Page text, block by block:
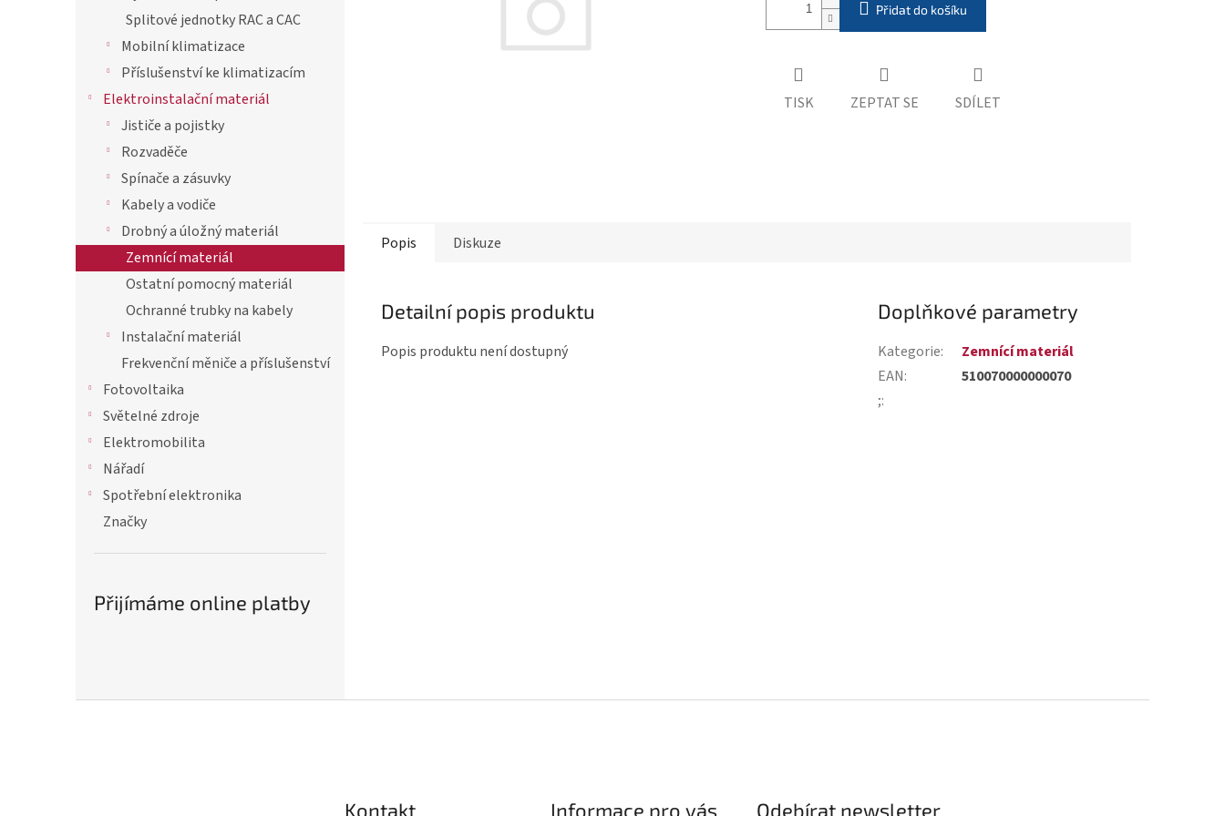
Splitové jednotky RAC a CAC
Mobilní klimatizace
Příslušenství ke klimatizacím
Elektroinstalační materiál
Jističe a pojistky
Rozvaděče
Spínače a zásuvky
Kabely a vodiče
Drobný a úložný materiál
Zemnící materiál
Ostatní pomocný materiál
Ochranné trubky na kabely
Instalační materiál
Frekvenční měniče a příslušenství
Fotovoltaika
Světelné zdroje
Elektromobilita
Nářadí
Spotřební elektronika
Značky
Přijímáme online platby
Přidat do košíku
TISK ZEPTAT SE SDÍLET
Popis Diskuze
Detailní popis produktu
Popis produktu není dostupný
Doplňkové parametry
Kategorie:
Zemnící materiál
EAN:
510070000000070
;:
Kontakt Informace pro vás Odebírat newsletter